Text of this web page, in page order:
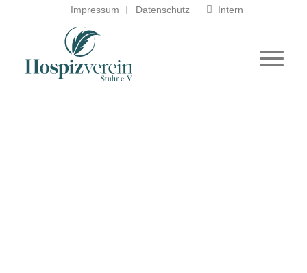
Impressum Datenschutz Intern